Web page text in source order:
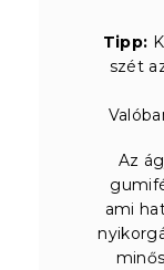
Tipp:
szét
Az
ami